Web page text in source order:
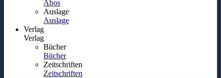
Abos
Auslage
Auslage
Verlag
Verlag
Bücher
Bücher
Zeitschriften
Zeitschriften